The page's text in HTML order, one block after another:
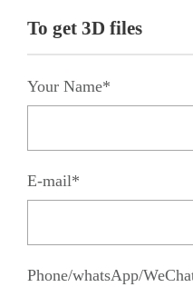
To get 3D files
Your Name*
E-mail*
Phone/whatsApp/